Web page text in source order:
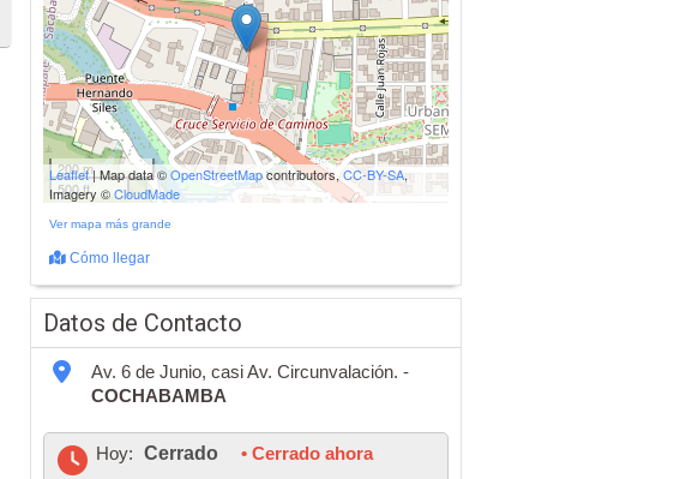
200 m
500 ft
Leaflet| Map data ©OpenStreetMapcontributors,CC-BY-SA,
Imagery ©CloudMade
Ver mapa más grande
Cómo llegar
Datos de Contacto
Av. 6 de Junio, casi Av. Circunvalación. -
COCHABAMBA
Hoy: Cerrado • Cerrado ahora